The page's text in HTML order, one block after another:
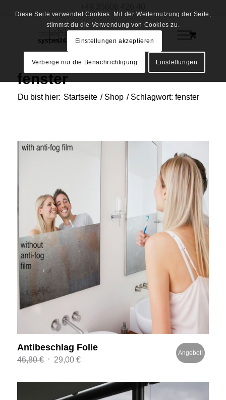
fenster
Du bist hier: Startseite / Shop / Schlagwort: fenster
Antibeschlag Folie
46,80€ Ursprünglicher
war:
46,80 €
29,00 €Aktueller
ist:
29,00 €.
Angebot!
Diese Seite verwendet Cookies. Mit der Weiternutzung der Seite,
stimmst du die Verwendung von Cookies zu.
Einstellungen akzeptieren
Verberge nur die Benachrichtigung Einstellungen